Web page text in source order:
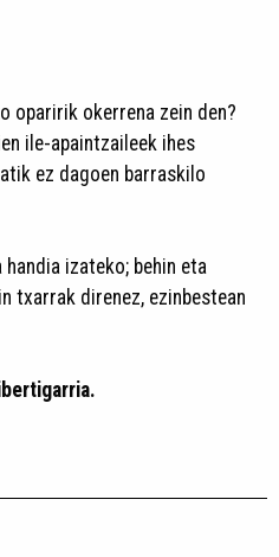
oparirik okerrena zein den?
ile-apaintzaileek ihes
ez dagoen barraskilo
izateko; behin eta
txarrak direnez, ezinbestean